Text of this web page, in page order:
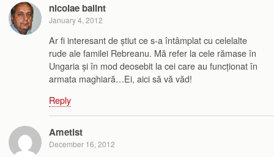
nicolae balint
January 4, 2012
Ar fi interesant de știut ce s-a întâmplat cu celelalte
rude ale familei Rebreanu. Mă refer la cele rămase în
Ungaria și în mod deosebit la cei care au funcționat în
armata maghiară…Ei, aici să vă văd!
Reply
Ametist
December 16, 2012